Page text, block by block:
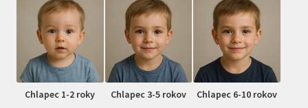
Chlapec 1-2 roky Chlapec 3-5 rokov Chlapec 6-10 rokov